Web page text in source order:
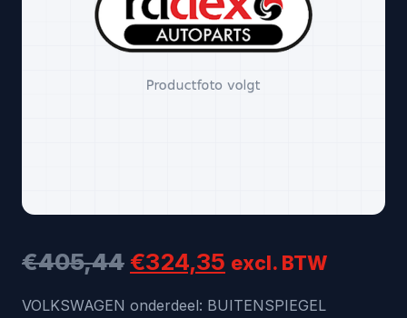
€405,44Oorspronkelijke
prijs
€324,35 Huidige
prijs
excl. BTW
VOLKSWAGEN onderdeel: BUITENSPIEGEL